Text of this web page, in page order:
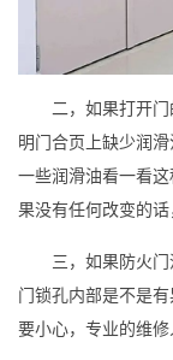
二，如果打开门
明门合页上缺少润
一些润滑油看一看
果没有任何改变的话
三，如果防火门
门锁孔内部是不是
要小心，专业的维修